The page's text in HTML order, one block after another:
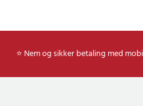
⭐ Nem og sikker betaling med